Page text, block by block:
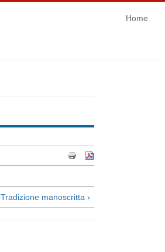
Home
Tradizione manoscritta ›